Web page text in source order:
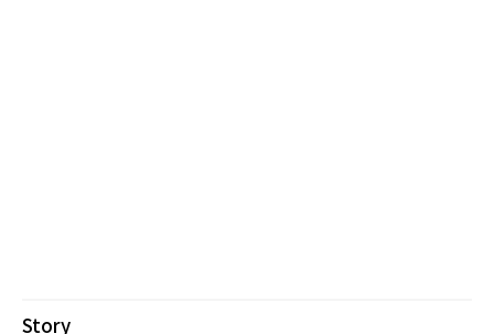
Story